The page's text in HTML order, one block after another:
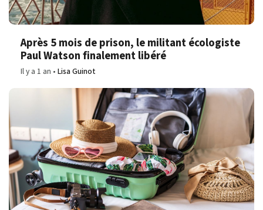
Après 5 mois de prison, le militant écologiste
Paul Watson finalement libéré
Il y a 1 an Lisa Guinot